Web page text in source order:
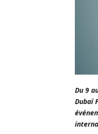
Du 9
Dubaï